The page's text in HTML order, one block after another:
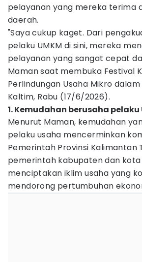
pelayanan yang mereka terima
daerah.
"Saya cukup kaget. Dari
pelaku UMKM di sini, mereka
pelayanan yang sangat cepat
Maman saat membuka Festival
Perlindungan Usaha Mikro
Kaltim, Rabu (17/6/2026).
1. Kemudahan berusaha pelaku
Menurut Maman, kemudahan
pelaku usaha mencerminkan
Pemerintah Provinsi Kalimantan
pemerintah kabupaten dan
menciptakan iklim usaha yang
mendorong pertumbuhan